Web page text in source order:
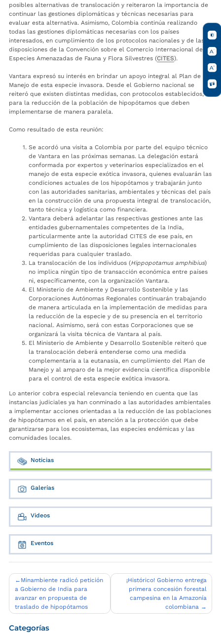
posibles alternativas de translocación y reiteraron la importancia de
continuar las gestiones diplomáticas y técnicas necesarias para
evaluar esta alternativa. Asimismo, Colombia continúa realizando
todas las gestiones diplomáticas necesarias con los países
interesados, en cumplimiento de los protocolos nacionales y de las
disposiciones de la Convención sobre el Comercio Internacional de
Especies Amenazadas de Fauna y Flora Silvestres (CITES).
Vantara expresó su interés en brindar un apoyo integral al Plan de
Manejo de esta especie invasora. Desde el Gobierno nacional se
reiteró que existen distintas medidas, con protocolos establecidos,
para la reducción de la población de hipopótamos que deben
implementarse de manera paralela.
Como resultado de esta reunión:
Se acordó una visita a Colombia por parte del equipo técnico
de Vantara en las próximas semanas. La delegación estará
conformada por expertos y veterinarios especializados en el
manejo de esta especie exótica invasora, quienes evaluarán las
condiciones actuales de los hipopótamos y trabajarán junto
con las autoridades sanitarias, ambientales y técnicas del país
en la construcción de una propuesta integral de translocación,
tanto técnica y logística como financiera.
Vantara deberá adelantar las respectivas gestiones ante las
entidades gubernamentales competentes de la India,
particularmente ante la autoridad CITES de ese país, en
cumplimiento de las disposiciones legales internacionales
requeridas para cualquier traslado.
La translocación de los individuos (Hippopotamus amphibius)
no implica ningún tipo de transacción económica entre países
ni, específicamente, con la organización Vantara.
El Ministerio de Ambiente y Desarrollo Sostenible y las
Corporaciones Autónomas Regionales continuarán trabajando
de manera articulada en la implementación de medidas para
la reducción de la especie y de su presencia en el territorio
nacional. Asimismo, será con estas Corporaciones que se
organizará la visita técnica de Vantara al país.
El Ministerio de Ambiente y Desarrollo Sostenible reiteró que
la translocación deberá entenderse como una medida
complementaria a la eutanasia, en cumplimiento del Plan de
Manejo y al amparo de la mejor evidencia científica disponible
para el control de esta especie exótica invasora.
Lo anterior cobra especial relevancia teniendo en cuenta que las
instancias judiciales ya han conminado a las autoridades ambientales
a implementar acciones orientadas a la reducción de las poblaciones
de hipopótamos en el país, en atención a la protección que debe
garantizarse para los ecosistemas, las especies endémicas y las
comunidades locales.
Noticias
Galerías
Videos
Eventos
Navegación
de
entradas
Minambiente radicó petición
a Gobierno de India para
avanzar en propuesta de
traslado de hipopótamos
¡Histórico! Gobierno entrega
primera concesión forestal
campesina en la Amazonía
colombiana
Categorías